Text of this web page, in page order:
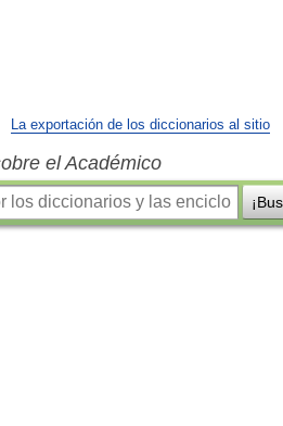
La exportación de los diccionarios al sitio
el Académico